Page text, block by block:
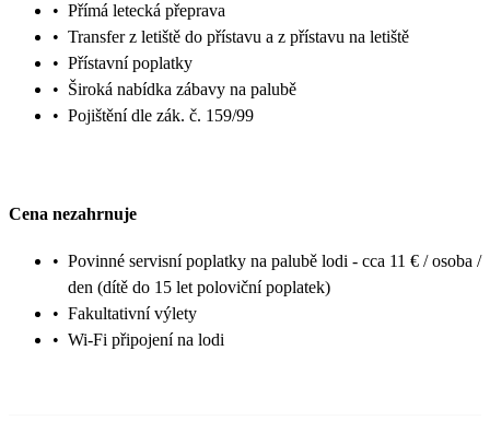
• Přímá letecká přeprava
• Transfer z letiště do přístavu a z přístavu na letiště
• Přístavní poplatky
• Široká nabídka zábavy na palubě
• Pojištění dle zák. č. 159/99
Cena nezahrnuje
• Povinné servisní poplatky na palubě lodi - cca 11 € / osoba /
den (dítě do 15 let poloviční poplatek)
• Fakultativní výlety
• Wi-Fi připojení na lodi